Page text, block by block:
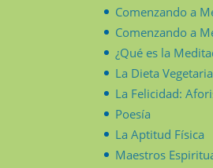
Comenzando a
Comenzando a
¿Qué es la
La Dieta
La Felicidad:
Poesía
La Aptitud Física
Maestros